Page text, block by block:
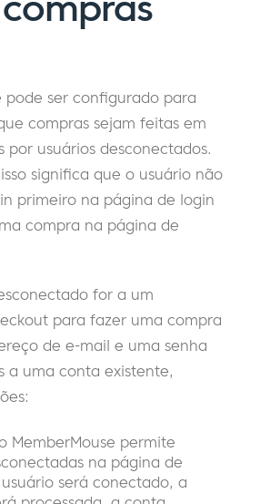
pode ser configurado para
compras sejam feitas em
por usuários desconectados.
significa que o usuário não
primeiro na página de login
compra na página de
for a um
para fazer uma compra
de e-mail e uma senha
a uma conta existente,
MemberMouse permite
na página de
será conectado, a